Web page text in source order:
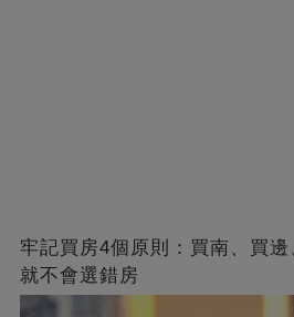
牢記買房4個原則：買南、買
就不會選錯房